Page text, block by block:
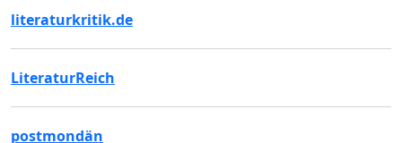
literaturkritik.de
LiteraturReich
postmondän